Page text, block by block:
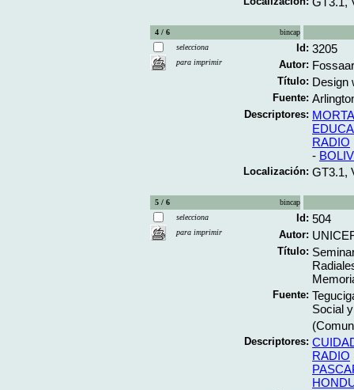
4 / 6
bincap
selecciona
para imprimir
Id: 3205
Autor:
Título: Design
Fuente:
Descriptores:
RADIO
-
Localización: GT3.1,
5 / 6
bincap
selecciona
para imprimir
Id: 504
Autor:
Título:
Fuente:
Social
Descriptores:
RADIO